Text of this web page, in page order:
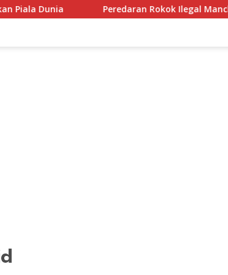
Peredaran Rokok Ilegal Manchester